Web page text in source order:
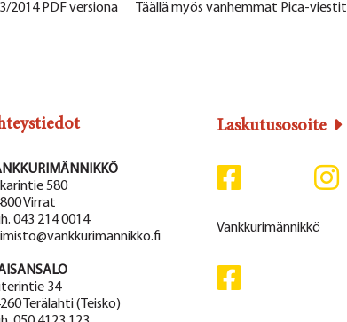
2014 PDF versiona Täällä myös vanhemmat Pica-viestit
580
Virrat
043 214 0014
34
Terälahti (Teisko)
Laskutusosoite
Vankkurimännikkö